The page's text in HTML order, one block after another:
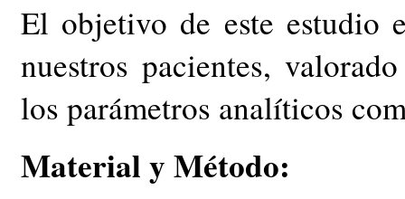
El objetivo de este estudio
nuestros pacientes,
los parámetros analíticos
Material y Método: